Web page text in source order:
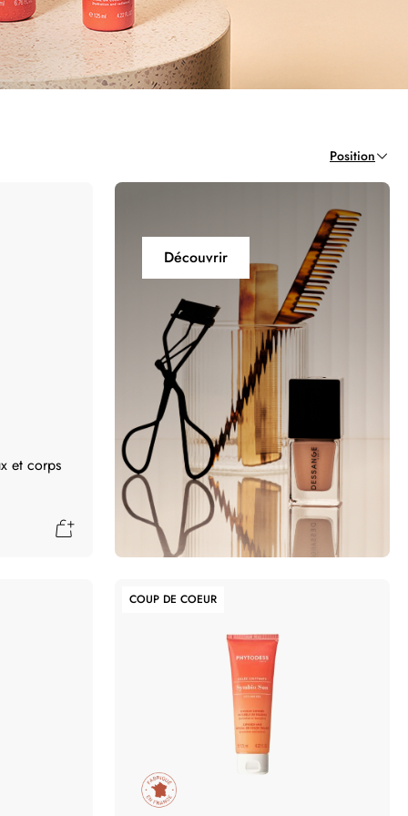
Position
et corps
Ajouter au panier
Découvrir
COUP DE COEUR